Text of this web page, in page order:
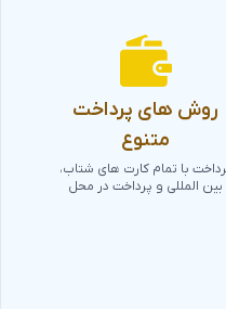
روش های پرداخت
متنوع
با تمام کارت های شتاب،
بین المللی و پرداخت در محل